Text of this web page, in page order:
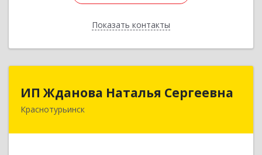
Показать контакты
Назад
ИП Жданова Наталья Сергеевна
Краснотурьинск